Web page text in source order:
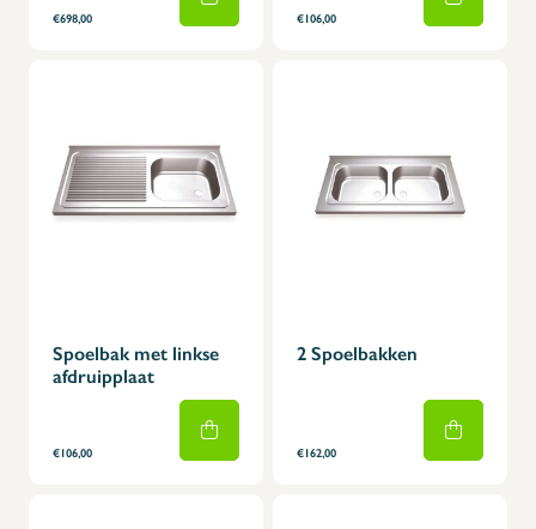
€698,00 €106,00
Spoelbak met linkse
afdruipplaat
€106,00
2 Spoelbakken
€162,00